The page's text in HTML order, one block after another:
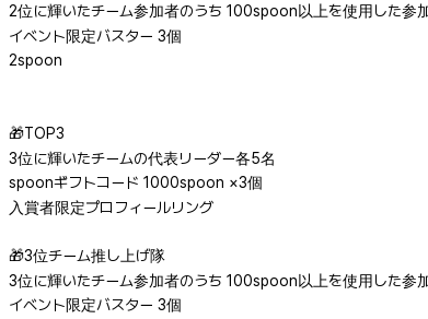
2位に輝いたチーム参加者のうち 100spoon以上を使用した参
イベント限定バスター 3個
2spoon
🎁TOP3
3位に輝いたチームの代表リーダー各5名
spoonギフトコード 1000spoon ×3個
入賞者限定プロフィールリング
🎁3位チーム推し上げ隊
3位に輝いたチーム参加者のうち 100spoon以上を使用した参
イベント限定バスター 3個